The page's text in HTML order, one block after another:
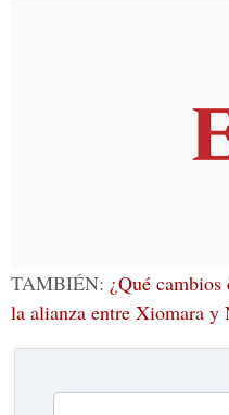
TAMBIÉN: ¿Qué cambios
la alianza entre Xiomara y